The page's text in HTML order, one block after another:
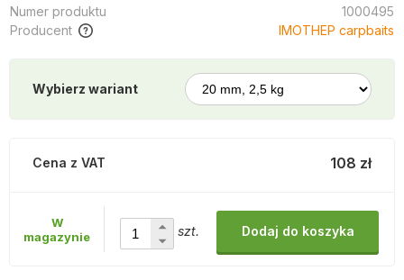
Numer produktu
1000495
Producent
IMOTHEP carpbaits
Wybierz wariant
108 zł
Cena z VAT
W
magazynie
szt. Dodaj do koszyka